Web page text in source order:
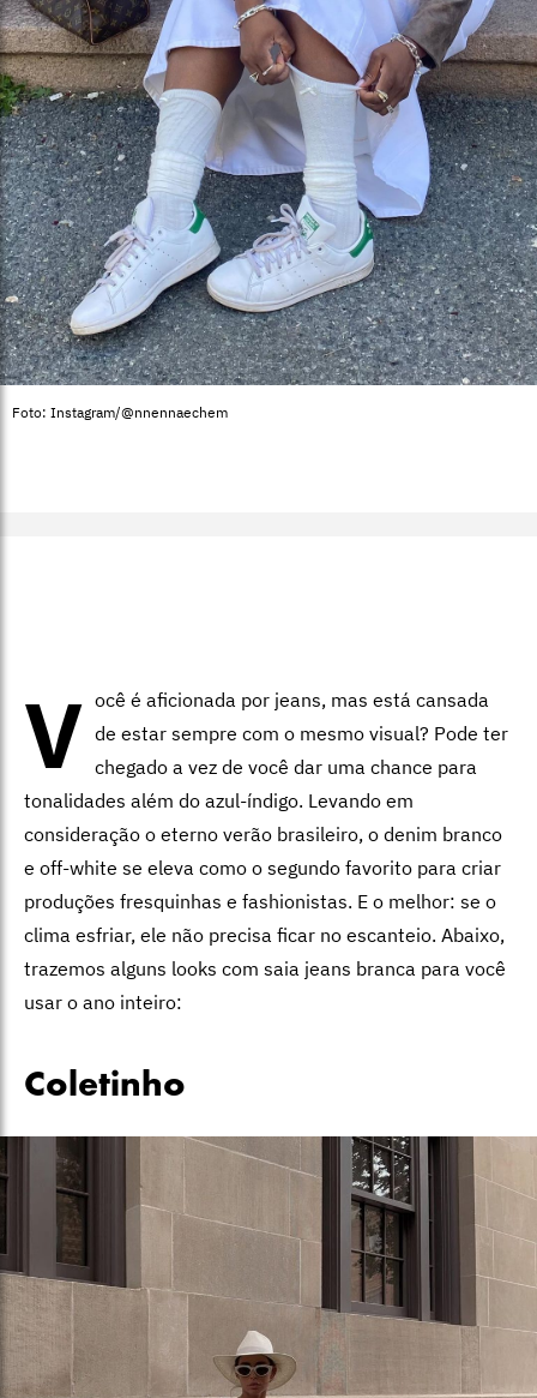
Foto: Instagram/@nnennaechem
V ocê é aficionada por jeans, mas está cansada
de estar sempre com o mesmo visual? Pode ter
chegado a vez de você dar uma chance para
tonalidades além do azul-índigo. Levando em
consideração o eterno verão brasileiro, o denim branco
e off-white se eleva como o segundo favorito para criar
produções fresquinhas e fashionistas. E o melhor: se o
clima esfriar, ele não precisa ficar no escanteio. Abaixo,
trazemos alguns looks com saia jeans branca para você
usar o ano inteiro:
Coletinho